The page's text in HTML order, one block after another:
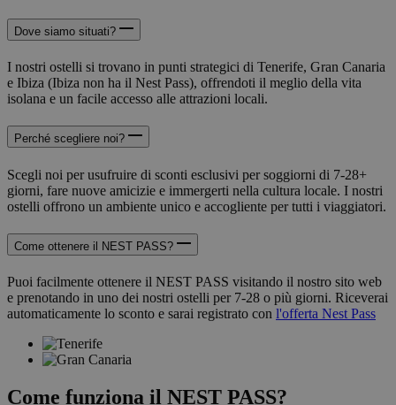
Dove siamo situati?
I nostri ostelli si trovano in punti strategici di Tenerife, Gran Canaria
e Ibiza (Ibiza non ha il Nest Pass), offrendoti il meglio della vita
isolana e un facile accesso alle attrazioni locali.
Perché scegliere noi?
Scegli noi per usufruire di sconti esclusivi per soggiorni di 7-28+
giorni, fare nuove amicizie e immergerti nella cultura locale. I nostri
ostelli offrono un ambiente unico e accogliente per tutti i viaggiatori.
Come ottenere il NEST PASS?
Puoi facilmente ottenere il NEST PASS visitando il nostro sito web
e prenotando in uno dei nostri ostelli per 7-28 o più giorni. Riceverai
automaticamente lo sconto e sarai registrato con l'offerta Nest Pass
Come funziona il NEST PASS?